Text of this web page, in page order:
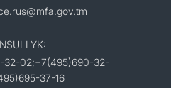
32-02;+7(495)690-32-
37-16